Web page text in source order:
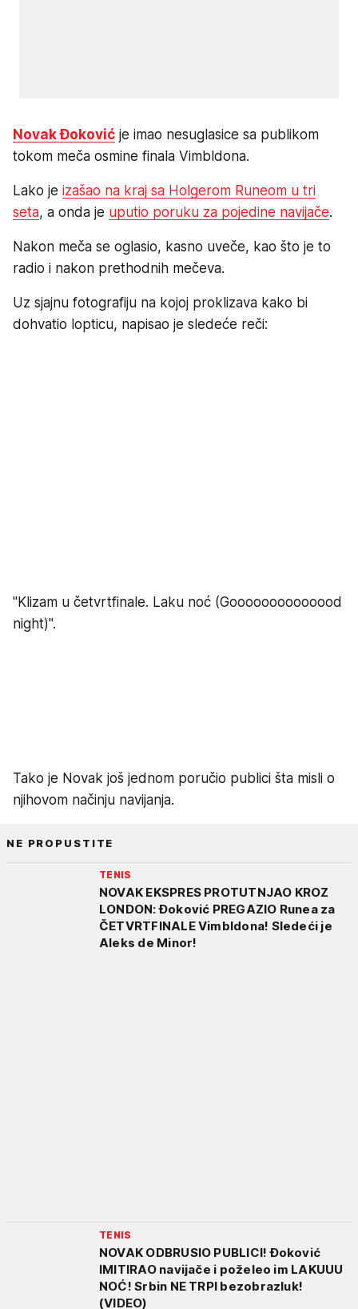
Novak Đoković je imao nesuglasice sa publikom
tokom meča osmine finala Vimbldona.
Lako je izašao na kraj sa Holgerom Runeom u tri
seta, a onda je uputio poruku za pojedine navijače.
Nakon meča se oglasio, kasno uveče, kao što je to
radio i nakon prethodnih mečeva.
Uz sjajnu fotografiju na kojoj proklizava kako bi
dohvatio lopticu, napisao je sledeće reči:
"Klizam u četvrtfinale. Laku noć (Goooooooooooood
night)".
Tako je Novak još jednom poručio publici šta misli o
njihovom načinju navijanja.
NE PROPUSTITE
TENIS
NOVAK EKSPRES PROTUTNJAO KROZ
LONDON: Đoković PREGAZIO Runea za
ČETVRTFINALE Vimbldona! Sledeći je
Aleks de Minor!
TENIS
NOVAK ODBRUSIO PUBLICI! Đoković
IMITIRAO navijače i poželeo im LAKUUU
NOĆ! Srbin NE TRPI bezobrazluk!
(VIDEO)